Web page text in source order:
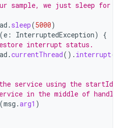
sample, we just sleep for 5
. sleep(5000)
(e : InterruptedException)
{
interrupt status.
.currentThread(). interrupt()
service using the startId,
in the middle of
(msg .arg1 )